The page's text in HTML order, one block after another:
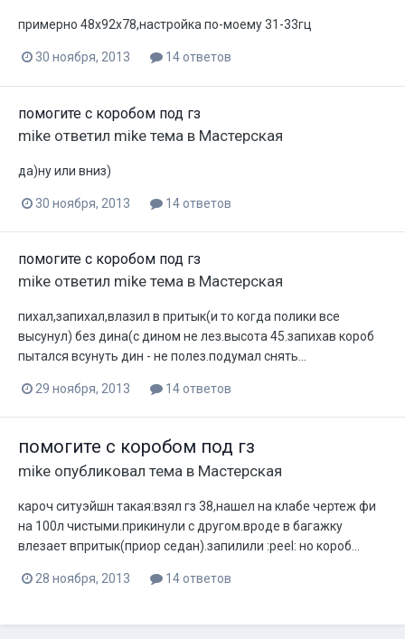
примерно 48х92х78,настройка по-моему 31-33гц
30 ноября, 2013 14 ответов
помогите с коробом под гз
mike ответил mike тема в Мастерская
да)ну или вниз)
30 ноября, 2013 14 ответов
помогите с коробом под гз
mike ответил mike тема в Мастерская
пихал,запихал,влазил в притык(и то когда полики все
высунул) без дина(с дином не лез.высота 45.запихав короб
пытался всунуть дин - не полез.подумал снять...
29 ноября, 2013 14 ответов
помогите с коробом под гз
mike опубликовал тема в Мастерская
кароч ситуэйшн такая:взял гз 38,нашел на клабе чертеж фи
на 100л чистыми.прикинули с другом.вроде в багажку
влезает впритык(приор седан).запилили :peel: но короб...
28 ноября, 2013 14 ответов